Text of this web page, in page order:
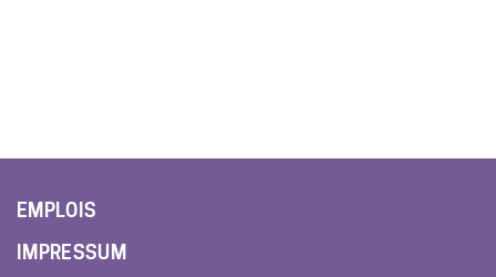
EMPLOIS
IMPRESSUM